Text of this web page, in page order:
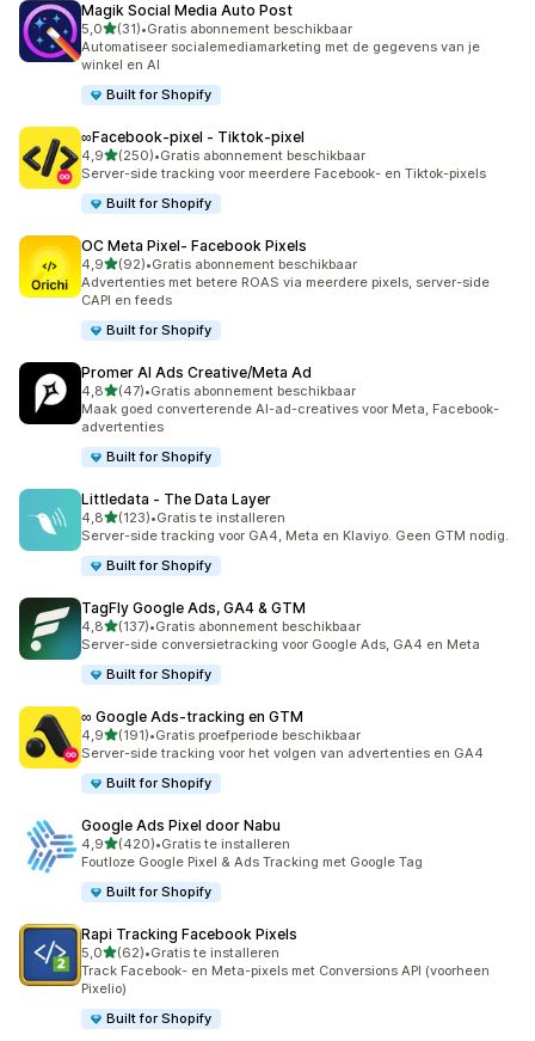
Magik Social Media Auto Post
5,0van 5 sterren
(31)
31 recensies in totaal
•Gratis abonnement beschikbaar
Automatiseer socialemediamarketing met de gegevens van je
winkel en AI
Built for Shopify
∞Facebook‑pixel ‑ Tiktok‑pixel
4,9van 5 sterren
(250)
250 recensies in totaal
•Gratis abonnement beschikbaar
Server-side tracking voor meerdere Facebook- en Tiktok-pixels
Built for Shopify
OC Meta Pixel‑ Facebook Pixels
4,9van 5 sterren
(92)
92 recensies in totaal
•Gratis abonnement beschikbaar
Advertenties met betere ROAS via meerdere pixels, server-side
CAPI en feeds
Built for Shopify
Promer AI Ads Creative/Meta Ad
4,8van 5 sterren
(47)
47 recensies in totaal
•Gratis abonnement beschikbaar
Maak goed converterende AI-ad-creatives voor Meta, Facebook-
advertenties
Built for Shopify
Littledata ‑ The Data Layer
4,8van 5 sterren
(123)
123 recensies in totaal
•Gratis te installeren
Server-side tracking voor GA4, Meta en Klaviyo. Geen GTM nodig.
Built for Shopify
TagFly Google Ads, GA4 & GTM
4,8van 5 sterren
(137)
137 recensies in totaal
•Gratis abonnement beschikbaar
Server-side conversietracking voor Google Ads, GA4 en Meta
Built for Shopify
∞ Google Ads‑tracking en GTM
4,9van 5 sterren
(191)
191 recensies in totaal
•Gratis proefperiode beschikbaar
Server-side tracking voor het volgen van advertenties en GA4
Built for Shopify
Google Ads Pixel door Nabu
4,9van 5 sterren
(420)
420 recensies in totaal
•Gratis te installeren
Foutloze Google Pixel & Ads Tracking met Google Tag
Built for Shopify
Rapi Tracking Facebook Pixels
5,0van 5 sterren
(62)
62 recensies in totaal
•Gratis te installeren
Track Facebook- en Meta-pixels met Conversions API (voorheen
Pixelio)
Built for Shopify